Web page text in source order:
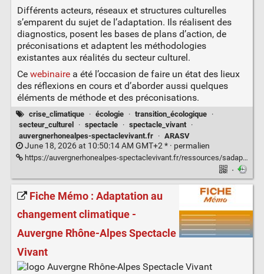
Différents acteurs, réseaux et structures culturelles
s’emparent du sujet de l’adaptation. Ils réalisent des
diagnostics, posent les bases de plans d’action, de
préconisations et adaptent les méthodologies
existantes aux réalités du secteur culturel.
Ce webinairea été l’occasion de faire un état des lieux
des réflexions en cours et d’aborder aussi quelques
éléments de méthode et des préconisations.
crise_climatique · écologie · transition_écologique ·
secteur_culturel
· spectacle · spectacle_vivant ·
auvergnerhonealpes-spectaclevivant.fr
· ARASV
June 18, 2026 at 10:50:14 AM GMT+2 * · permalien
https://auvergnerhonealpes-spectaclevivant.fr/ressources/sadapter-aux-risques-climatiques-comment-se-mettre-en-action/
·
Fiche Mémo : Adaptation au
changement climatique -
Auvergne Rhône-Alpes Spectacle
Vivant